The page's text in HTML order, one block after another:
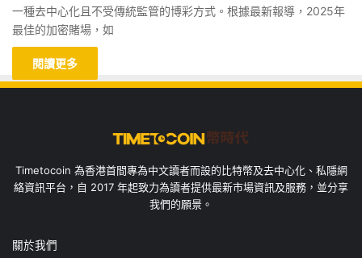
一種去中心化且不受傳統監管的博彩方式。根據最新報導，2025年
最佳的加密賭場，如
閱讀更多
Timetocoin 為香港首間專為中文讀者而設的比特幣及去中心化、私隱網
絡資訊平台，自 2017 年起致力為讀者提供最新市場資訊及服務，並分享
我們的願景。
關於我們